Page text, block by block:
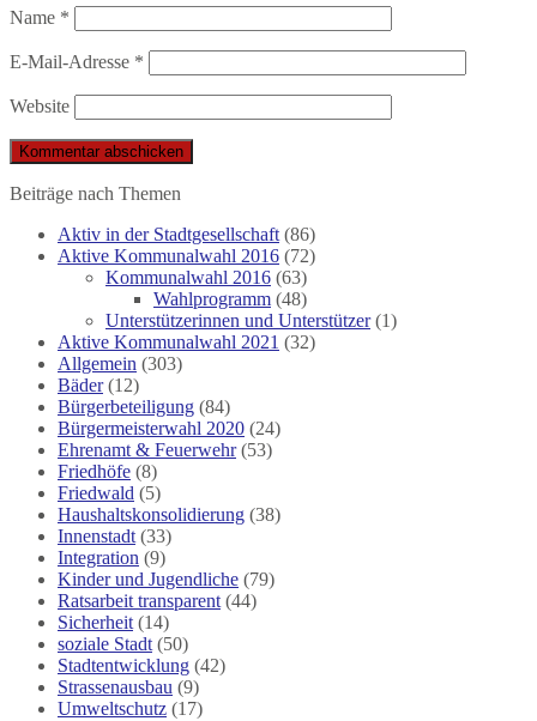
Name *
E-Mail-Adresse *
Website
Beiträge nach Themen
Aktiv in der Stadtgesellschaft (86)
Aktive Kommunalwahl 2016 (72)
Kommunalwahl 2016 (63)
Wahlprogramm (48)
Unterstützerinnen und Unterstützer(1)
Aktive Kommunalwahl 2021 (32)
Allgemein (303)
Bäder(12)
Bürgerbeteiligung (84)
Bürgermeisterwahl 2020 (24)
Ehrenamt & Feuerwehr(53)
Friedhöfe (8)
Friedwald (5)
Haushaltskonsolidierung (38)
Innenstadt (33)
Integration (9)
Kinder und Jugendliche (79)
Ratsarbeit transparent (44)
Sicherheit (14)
soziale Stadt (50)
Stadtentwicklung (42)
Strassenausbau (9)
Umweltschutz (17)